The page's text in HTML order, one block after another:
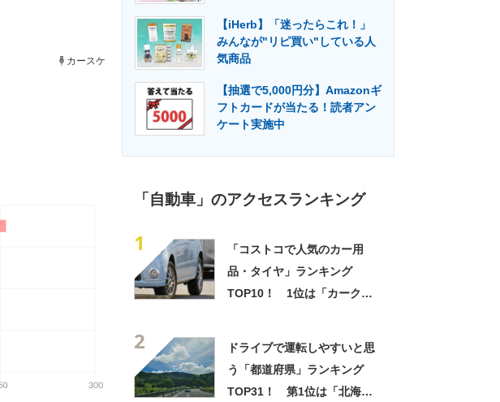
エネルギーの専門メディア 建設×テクノロジーの最前線
カースケ
【iHerb】「迷ったらこれ！」
みんなが"リピ買い"している人
気商品
【抽選で5,000円分】Amazonギ
フトカードが当たる！読者アン
ケート実施中
「自動車」のアクセスランキング
1
「コストコで人気のカー用
品・タイヤ」ランキング
TOP10！ 1位は「カークラ
2
ドライブで運転しやすいと思
う「都道府県」ランキング
TOP31！ 第1位は「北海